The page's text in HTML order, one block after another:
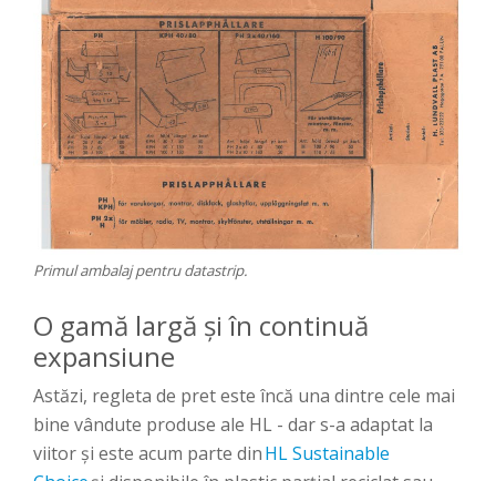
Primul ambalaj pentru datastrip.
O gamă largă și în continuă
expansiune
Astăzi, regleta de pret este încă una dintre cele mai
bine vândute produse ale HL - dar s-a adaptat la
viitor și este acum parte dinHL Sustainable